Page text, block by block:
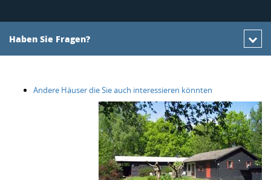
Haben Sie Fragen?
Andere Häuser die Sie auch interessieren könnten